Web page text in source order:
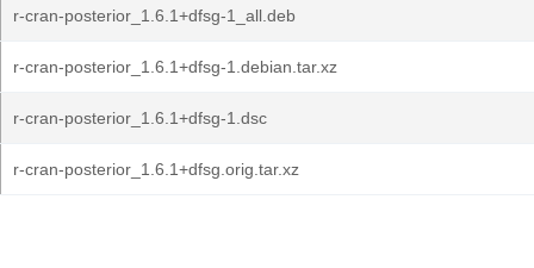
r-cran-posterior_1.6.1+dfsg-1_all.deb
r-cran-posterior_1.6.1+dfsg-1.debian.tar.xz
r-cran-posterior_1.6.1+dfsg-1.dsc
r-cran-posterior_1.6.1+dfsg.orig.tar.xz